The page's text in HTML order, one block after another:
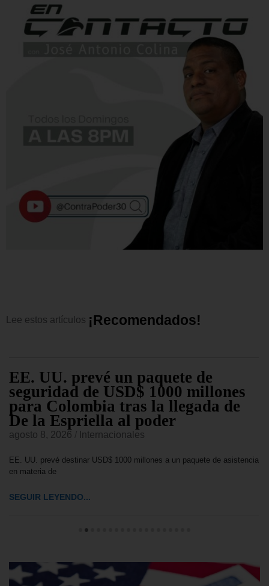
Lee estos artículos ¡Recomend ad os!
EE. UU. prevé un paquete de
seguridad de USD$ 1000 millones
para Colombia tras la llegada de
De la Espriella al poder
agosto 8, 2026 Internacionales
EE. UU. prevé destinar USD$ 1000 millones a un paquete de asistencia
en materia de
SEGUIR LEYENDO...